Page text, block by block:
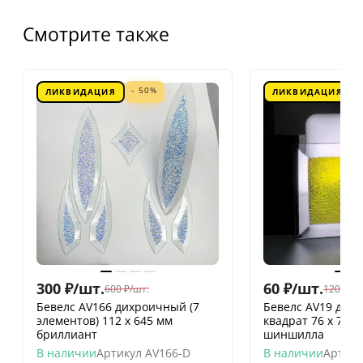
Смотрите также
ЛИКВИДАЦИЯ - 50%
300 ₽/шт.600 ₽/шт.
Бевелс AV166 дихроичный (7
элементов) 112 х 645 мм
бриллиант
В наличииАртикул AV166-D
ЛИКВИДАЦИЯ
60 ₽/шт.120
Бевелс AV19
квадрат 76 х 76
шиншилла
В наличии